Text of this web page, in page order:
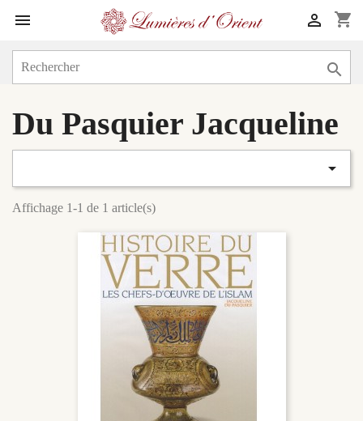
 shopping_cart


Du Pasquier Jacqueline

Affichage 1-1 de 1 article(s)